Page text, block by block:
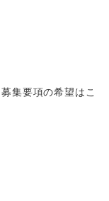
集要項の希望はこ